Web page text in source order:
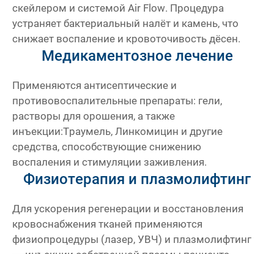
скейлером и системой Air Flow. Процедура
устраняет бактериальный налёт и камень, что
снижает воспаление и кровоточивость дёсен.
Медикаментозное лечение
Применяются антисептические и
противовоспалительные препараты: гели,
растворы для орошения, а также
инъекции:Траумель, Линкомицин и другие
средства, способствующие снижению
воспаления и стимуляции заживления.
Физиотерапия и плазмолифтинг
Для ускорения регенерации и восстановления
кровоснабжения тканей применяются
физиопроцедуры (лазер, УВЧ) и плазмолифтинг